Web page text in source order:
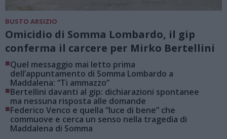
BUSTO ARSIZIO
Omicidio di Somma Lombardo, il gip
conferma il carcere per Mirko Bertellini
■Quel messaggio mai letto prima
dell’appuntamento di Somma Lombardo a
Maddalena: “Ti ammazzo”
■Bertellini davanti al gip: dichiarazioni spontanee
ma nessuna risposta alle domande
■Federico Venco e quella “luce di bene” che
commuove e cerca un senso nella tragedia di
Maddalena di Somma